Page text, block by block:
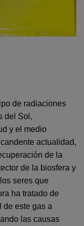
de radiaciones
del Sol,
y el medio
actualidad,
de la
de la biosfera y
seres que
ha tratado de
de este gas a
las causas